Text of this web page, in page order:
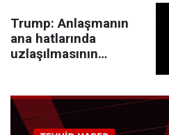
Trump: Anlaşmanın
ana hatlarında
uzlaşılmasının
ettik